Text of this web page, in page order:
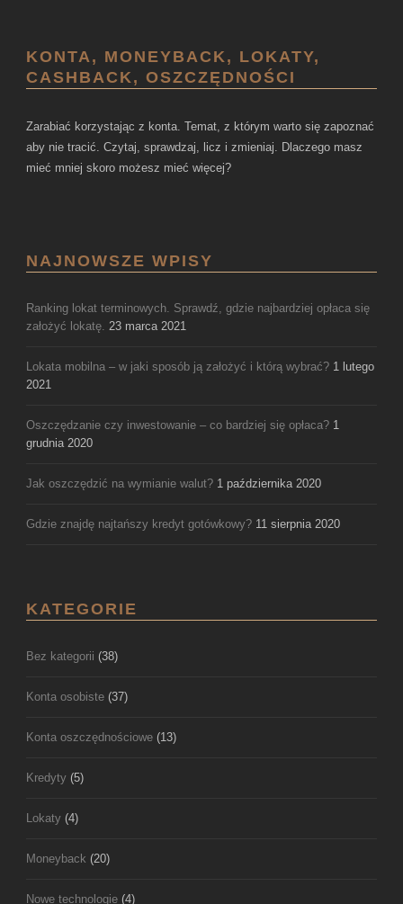
KONTA, MONEYBACK, LOKATY,
CASHBACK, OSZCZĘDNOŚCI
Zarabiać korzystając z konta. Temat, z którym warto się zapoznać
aby nie tracić. Czytaj, sprawdzaj, licz i zmieniaj. Dlaczego masz
mieć mniej skoro możesz mieć więcej?
NAJNOWSZE WPISY
Ranking lokat terminowych. Sprawdź, gdzie najbardziej opłaca się
założyć lokatę. 23 marca 2021
Lokata mobilna – w jaki sposób ją założyć i którą wybrać? 1 lutego
2021
Oszczędzanie czy inwestowanie – co bardziej się opłaca? 1
grudnia 2020
Jak oszczędzić na wymianie walut? 1 października 2020
Gdzie znajdę najtańszy kredyt gotówkowy? 11 sierpnia 2020
KATEGORIE
Bez kategorii (38)
Konta osobiste (37)
Konta oszczędnościowe (13)
Kredyty (5)
Lokaty (4)
Moneyback (20)
Nowe technologie (4)